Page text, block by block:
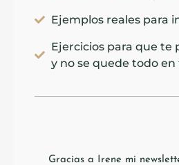
Ejemplos reales para
Ejercicios para que te
y no se quede todo en
Gracias a Irene mi